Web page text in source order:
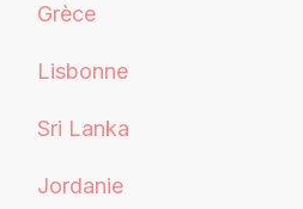
Grèce
Lisbonne
Sri Lanka
Jordanie